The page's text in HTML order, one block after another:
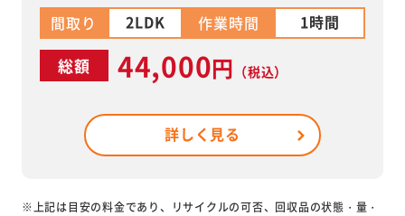
間取り 2LDK 作業時間 1時間
総額 44,000円 （税込）
詳しく見る
※上記は目安の料金であり、リサイクルの可否、回収品の状態・量・